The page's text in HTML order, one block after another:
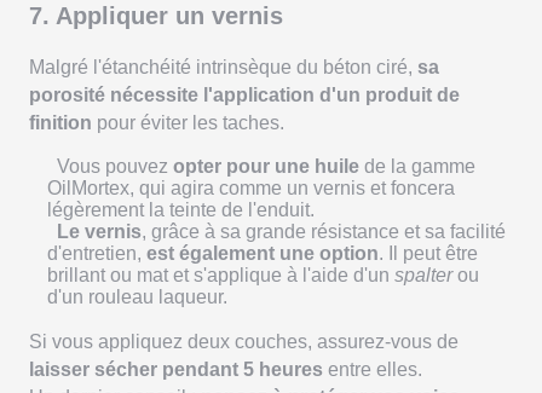
7. Appliquer un vernis
Malgré l'étanchéité intrinsèque du béton ciré, sa
porosité nécessite l'application d'un produit de
finition pour éviter les taches.
Vous pouvez opter pour une huile de la gamme
OilMortex, qui agira comme un vernis et foncera
légèrement la teinte de l'enduit.
Le vernis, grâce à sa grande résistance et sa facilité
d'entretien, est également une option. Il peut être
brillant ou mat et s'applique à l'aide d'un spalterou
d'un rouleau laqueur.
Si vous appliquez deux couches, assurez-vous de
laisser sécher pendant 5 heures entre elles.